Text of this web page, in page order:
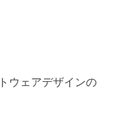
ウェアデザインの